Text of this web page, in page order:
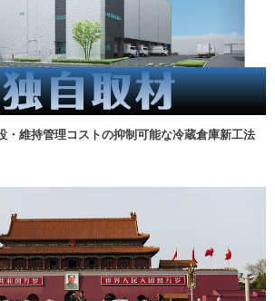
・維持管理コストの抑制可能な冷蔵倉庫新工法